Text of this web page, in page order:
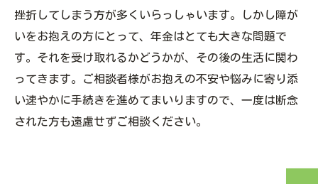
挫折してしまう方が多くいらっしゃいます。しかし障が
いをお抱えの方にとって、年金はとても大きな問題で
す。それを受け取れるかどうかが、その後の生活に関わ
ってきます。ご相談者様がお抱えの不安や悩みに寄り添
い速やかに手続きを進めてまいりますので、一度は断念
された方も遠慮せずご相談ください。